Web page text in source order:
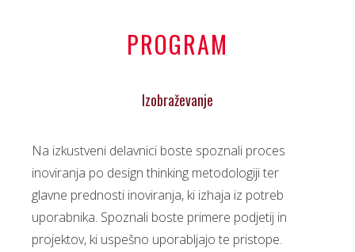
PROGRAM
Izobraževanje
Na izkustveni delavnici boste spoznali proces
inoviranja po design thinking metodologiji ter
glavne prednosti inoviranja, ki izhaja iz potreb
uporabnika. Spoznali boste primere podjetij in
projektov, ki uspešno uporabljajo te pristope.